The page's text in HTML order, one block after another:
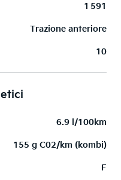
1 591
Trazione anteriore
10
6.9 l/100km
155 g C02/km (kombi)
F